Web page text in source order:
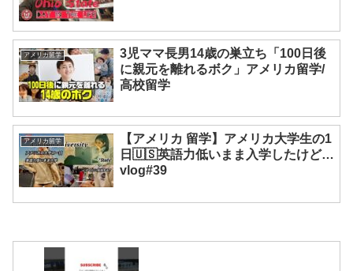
アメリカ留学
3児ママ長男14歳の巣立ち「100日後
に親元を離れるボク」アメリカ留学/
高校留学
アメリカ留学
【アメリカ 留学】アメリカ大学生の1
日🇺🇸英語力低いまま入学したけど…
vlog#39